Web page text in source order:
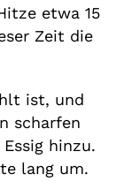
etwa 15
Zeit die
ist, und
scharfen
hinzu.
lang um.